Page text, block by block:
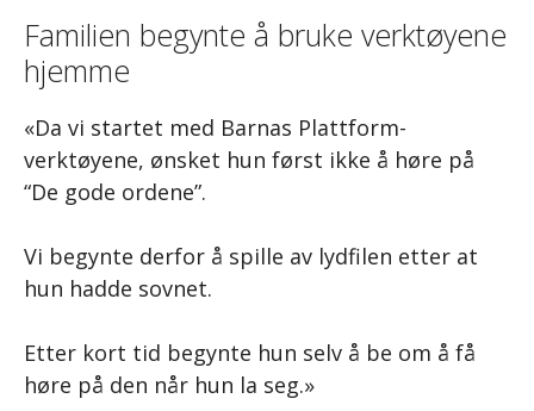
Familien begynte å bruke verktøyene
hjemme
«Da vi startet med Barnas Plattform-
verktøyene, ønsket hun først ikke å høre på
“De gode ordene”.
Vi begynte derfor å spille av lydfilen etter at
hun hadde sovnet.
Etter kort tid begynte hun selv å be om å få
høre på den når hun la seg.»